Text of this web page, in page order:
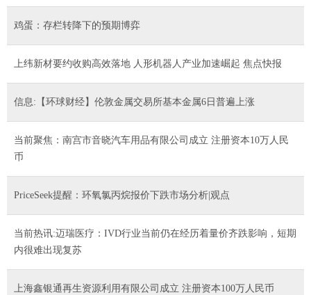
鸡蛋：存栏转降下的预期博弈
上纬新材要约收购高效落地 人形机器人产业加速崛起 焦点快报
信息:【环球财经】伦敦金属交易所基本金属6日普遍上涨
当前聚焦：南宫市音晓汽车用品有限公司成立 注册资本10万人民
币
PriceSeek提醒：环氧氯丙烷报价下跌市场分析|观点
当前热讯:迈瑞医疗：IVD行业当前仍在经历着量价齐跌影响，短期
内很难出现复苏
上海鑫银通再生资源利用有限公司成立 注册资本100万人民币